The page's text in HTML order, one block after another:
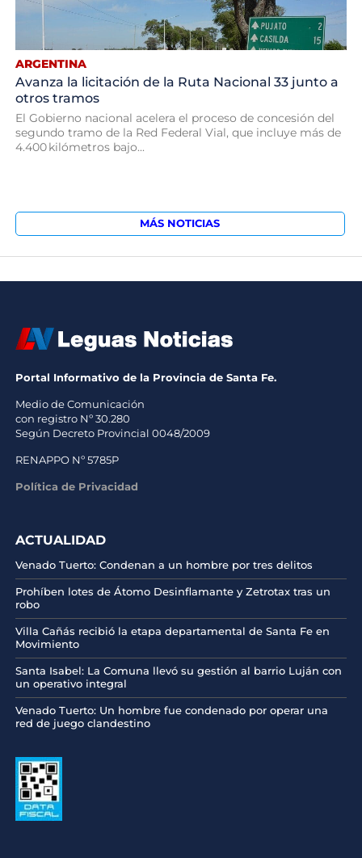
ARGENTINA
Avanza la licitación de la Ruta Nacional 33 junto a
otros tramos
El Gobierno nacional acelera el proceso de concesión del
segundo tramo de la Red Federal Vial, que incluye más de
4.400 kilómetros bajo...
MÁS NOTICIAS
Portal Informativo de la Provincia de Santa Fe.
Medio de Comunicación
con registro Nº 30.280
Según Decreto Provincial 0048/2009
RENAPPO Nº 5785P
Política de Privacidad
ACTUALIDAD
Venado Tuerto: Condenan a un hombre por tres delitos
Prohíben lotes de Átomo Desinflamante y Zetrotax tras un
robo
Villa Cañás recibió la etapa departamental de Santa Fe en
Movimiento
Santa Isabel: La Comuna llevó su gestión al barrio Luján con
un operativo integral
Venado Tuerto: Un hombre fue condenado por operar una
red de juego clandestino